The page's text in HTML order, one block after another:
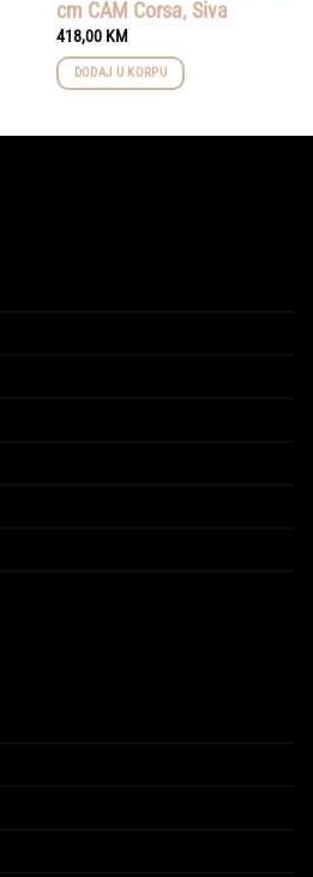
cm CAM Corsa, Siva
418,00 KM
DODAJ U KORPU